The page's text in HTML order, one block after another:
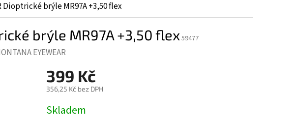
Dioptrické brýle MR97A +3,50 flex
brýle MR97A +3,50 flex 59477
EYEWEAR
399 Kč
356,25 Kč bez DPH
Měrná
cena:
Skladem